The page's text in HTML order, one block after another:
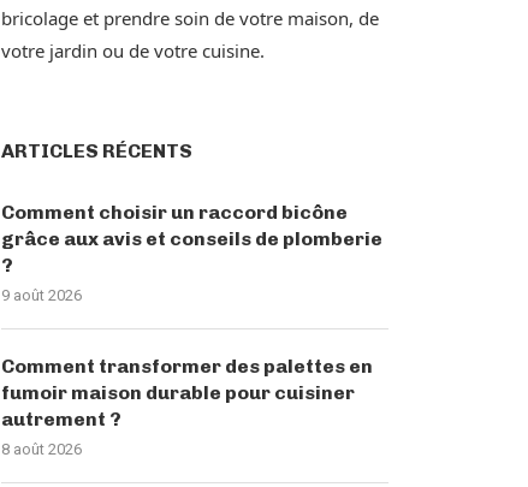
bricolage et prendre soin de votre maison, de
votre jardin ou de votre cuisine.
ARTICLES RÉCENTS
Comment choisir un raccord bicône
grâce aux avis et conseils de plomberie
?
9 août 2026
Comment transformer des palettes en
fumoir maison durable pour cuisiner
autrement ?
8 août 2026